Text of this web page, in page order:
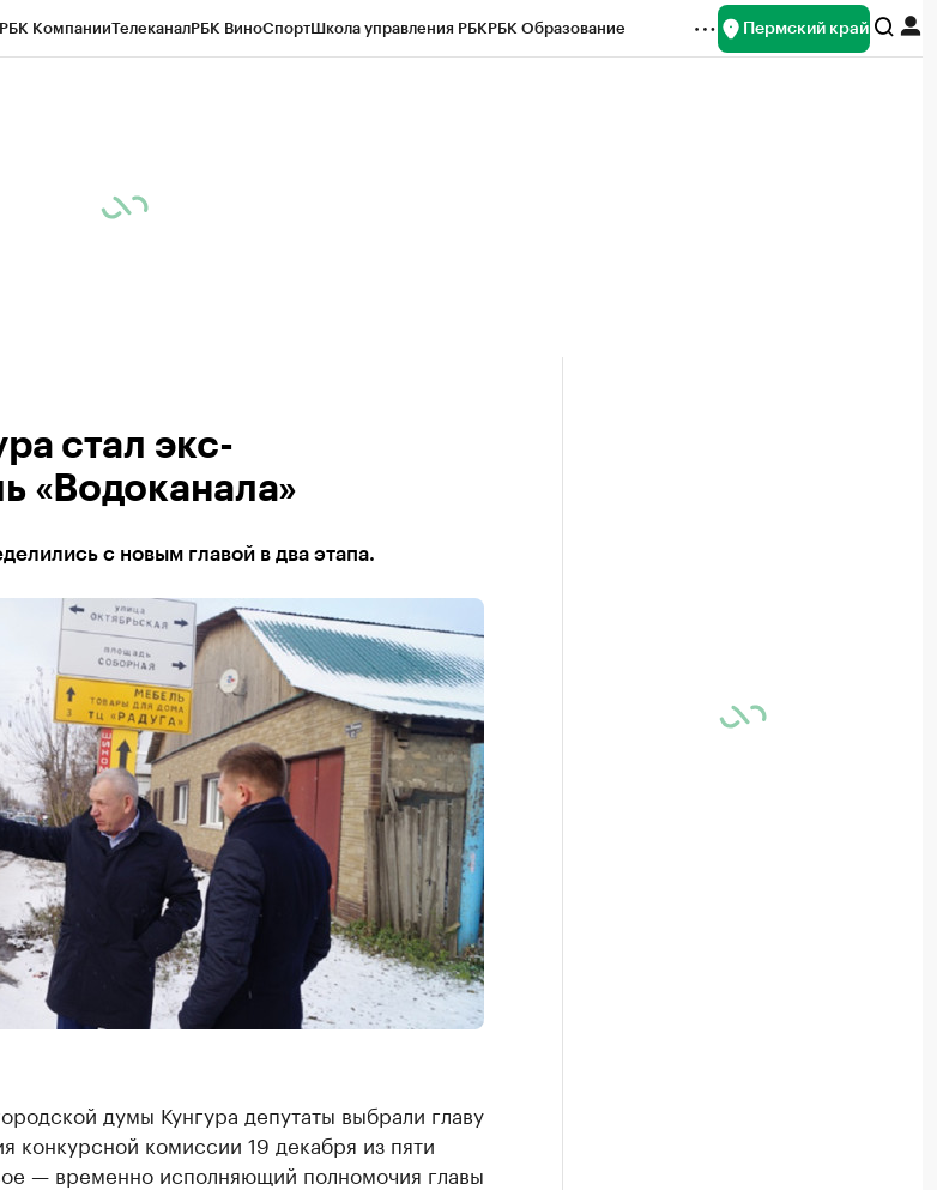
РБК КомпанииТелеканалРБК ВиноСпортШкола управления РБКРБК Образование Пермский край
стал экс-
«Водоканала»
с новым главой в два этапа.
думы Кунгура депутаты выбрали главу
конкурсной комиссии 19 декабря из пяти
— временно исполняющий полномочия главы